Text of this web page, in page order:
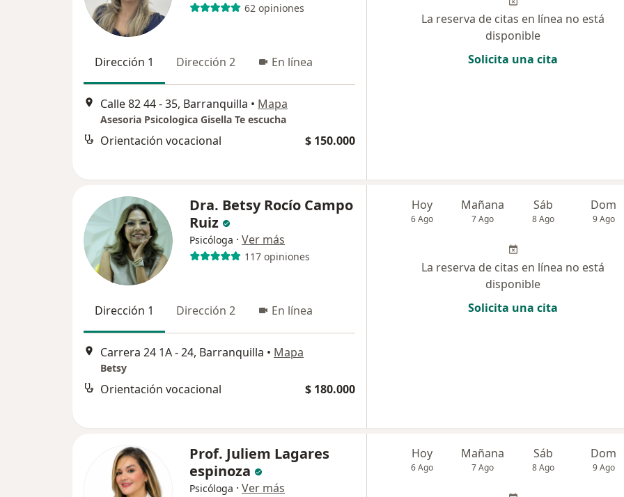
62 opiniones
Dirección 1 Dirección 2 En línea
Calle 82 44 - 35, Barranquilla • Mapa
Asesoria Psicologica Gisella Te escucha
Orientación vocacional $ 150.000
La reserva de citas en línea no está
disponible
Solicita una cita
Dra. Betsy Rocío Campo
Ruiz
Psicóloga · Ver más
117 opiniones
Dirección 1 Dirección 2 En línea
Carrera 24 1A - 24, Barranquilla • Mapa
Betsy
Orientación vocacional $ 180.000
Hoy
6 Ago
Mañana
7 Ago
Sáb
8 Ago
Dom
9 Ago
La reserva de citas en línea no está
disponible
Solicita una cita
Prof. Juliem Lagares
espinoza
Psicóloga · Ver más
Hoy
6 Ago
Mañana
7 Ago
Sáb
8 Ago
Dom
9 Ago